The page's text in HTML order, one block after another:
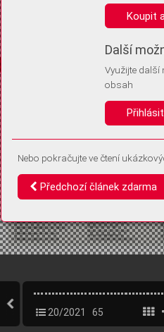
Anonymní unikátní ID
Díky němu příště poznáme, že se
Identifikátor je zcela anonymní.
Vaše souhlasy a odmítnutí si
vás už příště znovu neptali. Můžete
20/2021 65
Koupit
Další
Využijte
obsah
Nebo pokračujte ve čtení
Předchozí článek zdarma